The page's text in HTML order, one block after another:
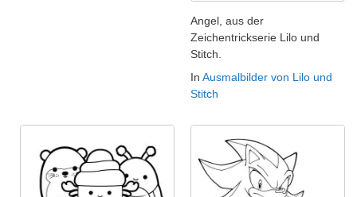
Angel, aus der
Zeichentrickserie Lilo und
Stitch.
In Ausmalbilder von Lilo und
Stitch